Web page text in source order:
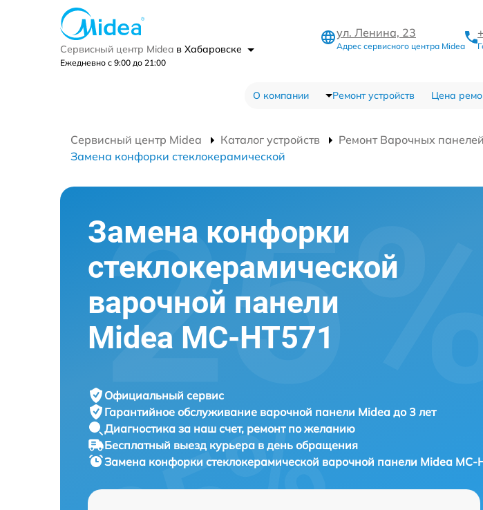
Сервисный центр Midea в Хабаровске
Ежедневно с 9:00 до 21:00
ул. Ленина, 23
Адрес сервисного центра Midea
О компании Ремонт устройств Цена
Сервисный центр Midea Каталог устройств Ремонт Варочных панелей
Замена конфорки стеклокерамической
Замена конфорки
стеклокерамической
варочной панели
Midea MC-HT571
Официальный сервис
Гарантийное обслуживание варочной панели Midea до 3 лет
Диагностика за наш счет, ремонт по желанию
Бесплатный выезд курьера в день обращения
Замена конфорки стеклокерамической варочной панели Midea MC-